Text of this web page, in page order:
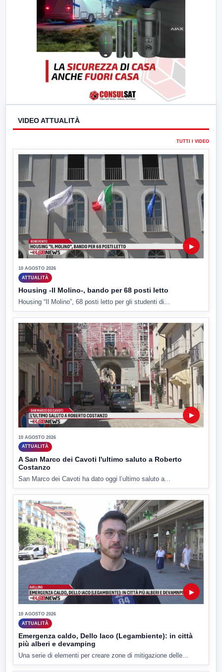
VIDEO ATTUALITÀ
TUTTI I VIDEO
▶
10 AGOSTO 2026
ATTUALITÀ
Housing -Il Molino-, bando per 68 posti letto
Housing “Il Molino”, 68 posti letto per gli studenti di...
▶
10 AGOSTO 2026
ATTUALITÀ
A San Marco dei Cavoti l'ultimo saluto a Roberto
Costanzo
San Marco dei Cavoti ha dato oggi l’ultimo saluto a...
▶
10 AGOSTO 2026
ATTUALITÀ
Emergenza caldo, Dello Iaco (Legambiente): in città
più alberi e devamping
Una serie di elementi per creare zone di mitigazione delle...